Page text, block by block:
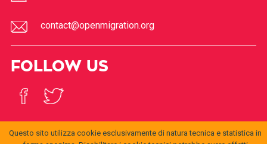
contact@openmigration.org
FOLLOW US
Questo sito utilizza cookie esclusivamente di natura tecnica e statistica in